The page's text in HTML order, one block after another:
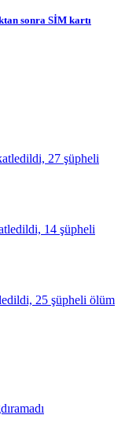
sonra SİM kartı
27 şüpheli
14 şüpheli
25 şüpheli ölüm